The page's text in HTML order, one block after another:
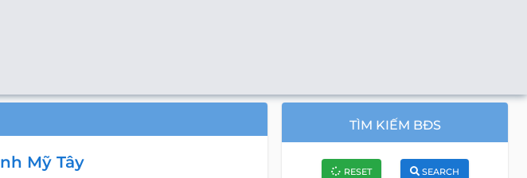
Mỹ Tây
TÌM KIẾM BĐS
RESET SEARCH